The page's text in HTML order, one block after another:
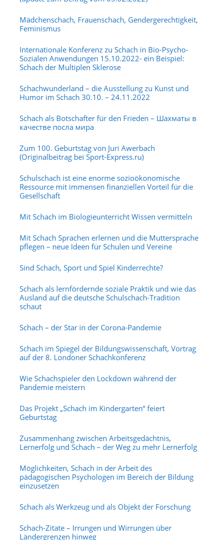
Mädchenschach, Frauenschach, Gendergerechtigkeit,
Feminismus
Internationale Konferenz zu Schach in Bio-Psycho-
Sozialen Anwendungen 15.10.2022- ein Beispiel:
Schach der Multiplen Sklerose
Schachwunderland – die Ausstellung zu Kunst und
Humor im Schach 30.10. – 24.11.2022
Schach als Botschafter für den Frieden – Шахматы в
качестве посла мира
Zum 100. Geburtstag von Juri Awerbach
(Originalbeitrag bei Sport-Express.ru)
Schulschach ist eine enorme sozioökonomische
Ressource mit immensen finanziellen Vorteil für die
Gesellschaft
Mit Schach im Biologieunterricht Wissen vermitteln
Mit Schach Sprachen erlernen und die Muttersprache
pflegen – neue Ideen für Schulen und Vereine
Sind Schach, Sport und Spiel Kinderrechte?
Schach als lernfördernde soziale Praktik und wie das
Ausland auf die deutsche Schulschach-Tradition
schaut
Schach – der Star in der Corona-Pandemie
Schach im Spiegel der Bildungswissenschaft, Vortrag
auf der 8. Londoner Schachkonferenz
Wie Schachspieler den Lockdown während der
Pandemie meistern
Das Projekt „Schach im Kindergarten“ feiert
Geburtstag
Zusammenhang zwischen Arbeitsgedächtnis,
Lernerfolg und Schach – der Weg zu mehr Lernerfolg
Möglichkeiten, Schach in der Arbeit des
pädagogischen Psychologen im Bereich der Bildung
einzusetzen
Schach als Werkzeug und als Objekt der Forschung
Schach-Zitate – Irrungen und Wirrungen über
Ländergrenzen hinweg